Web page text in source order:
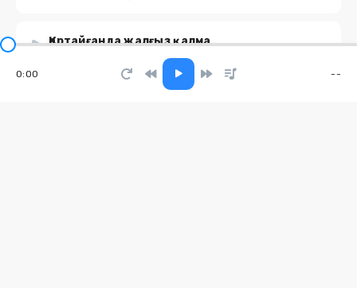
Қартайғанда жалғыз қалма
0:00 --